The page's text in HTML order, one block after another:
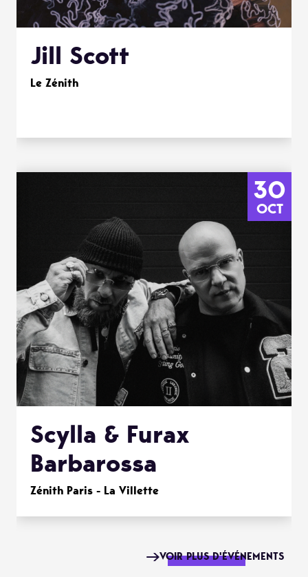
Jill Scott
Le Zénith
30
OCT
Scylla & Furax
Barbarossa
Zénith Paris - La Villette
VOIR PLUS D'ÉVÉNEMENTS